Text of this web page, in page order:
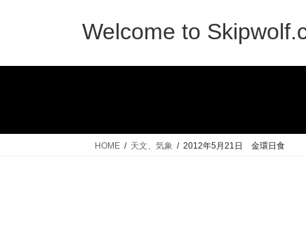
Welcome to
HOME 天文、気象 2012年5月21日 金環日食